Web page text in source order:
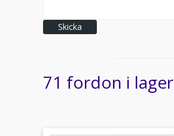
Skicka
71 fordon i lager